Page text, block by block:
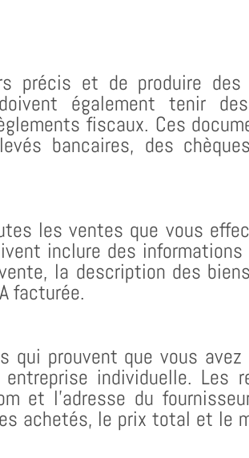
précis et de produire des
également tenir
fiscaux. Ces
bancaires, des
les ventes que vous
inclure des
la description des
facturée.
qui prouvent que vous
individuelle. Les
et l’adresse du
achetés, le prix total et le